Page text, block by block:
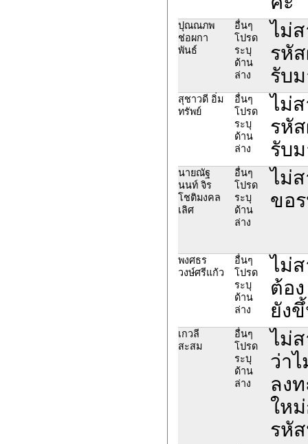
ปุณณภพ
ช่อผกา
พันธ์
อื่นๆ
โปรด
ระบุ
ด้าน
ล่าง
ไม่
รหั
รับ
สุชาวดี อิ่ม
ทรัพย์
อื่นๆ
โปรด
ระบุ
ด้าน
ล่าง
ไม่
รหั
รับ
นายณัฐ
นนท์ จิร
โชติมงคล
เลิศ
อื่นๆ
โปรด
ระบุ
ด้าน
ล่าง
ไม่
ขอ
พงศธร
วงษ์ศรีแก้ว
อื่นๆ
โปรด
ระบุ
ด้าน
ล่าง
ไม่
ต้อ
ยัง
เกวลี
สะสม
อื่นๆ
โปรด
ระบุ
ด้าน
ล่าง
ไม่
ว่า
ลง
ให
รหั